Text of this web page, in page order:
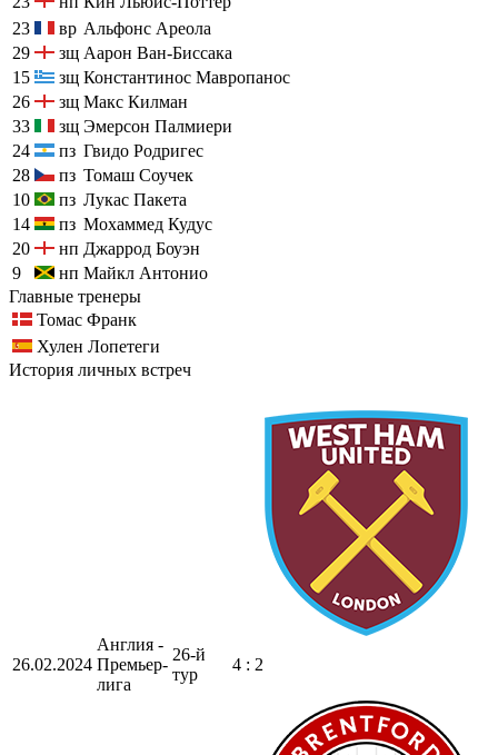
23
вр Альфонс Ареола
29
зщ Аарон Ван-Биссака
15
зщ Константинос Мавропанос
26
зщ Макс Килман
33
зщ Эмерсон Палмиери
24
пз Гвидо Родригес
28
пз Томаш Соучек
10
пз Лукас Пакета
14
пз Мохаммед Кудус
20
нп Джаррод Боуэн
9
нп Майкл Антонио
Главные тренеры
Томас Франк
Хулен Лопетеги
История личных встреч
26.02.2024
Англия -
Премьер-
лига
26-й
тур
4 : 2